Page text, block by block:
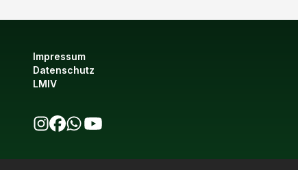
Impressum
Datenschutz
LMIV